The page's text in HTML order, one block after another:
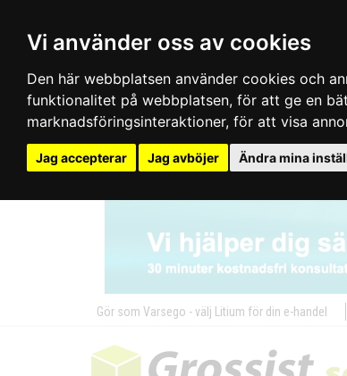
Vi använder oss av cookies
Den här webbplatsen använder cookies och
funktionalitet på webbplatsen, för att ge en
marknadsföringsinteraktioner, för att visa
Jag accepterar Jag avböjer Ändra mina
Gör som Varsego - välj Litium för din e-handel